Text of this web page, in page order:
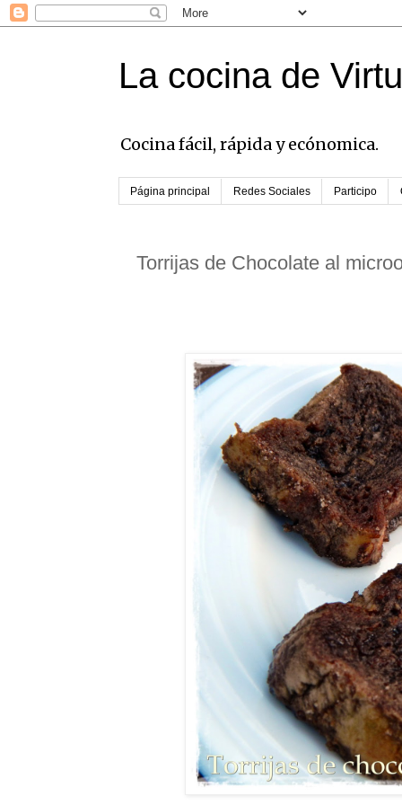
La cocina de Virtu
Cocina fácil, rápida y ecónomica.
Página principal Redes Sociales Participo
Torrijas de Chocolate al